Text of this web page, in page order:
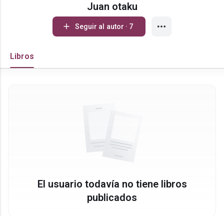
Juan otaku
Seguir al autor · 7
Libros
El usuario todavía no tiene libros
publicados